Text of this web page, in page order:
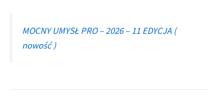
MOCNY UMYSŁ PRO – 2026 – 11 EDYCJA (
nowość )